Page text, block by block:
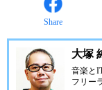
Share
大塚
音楽と
フリー